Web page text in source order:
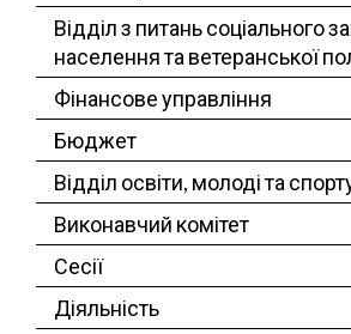
Відділ з питань соціального
населення та ветеранської
Фінансове управління
Бюджет
Відділ освіти, молоді та
Виконавчий комітет
Сесії
Діяльність